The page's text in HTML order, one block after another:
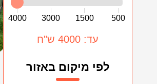
500
1500
3000
4000
עד: 4000 ש"ח
לפי מיקום באזור